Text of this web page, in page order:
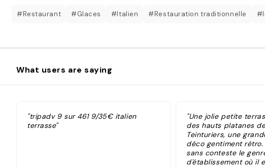
#Restaurant #Glaces #Italien #Restauration traditionnelle
What users are saying
"tripadv 9 sur 461 9/35€ italien
terrasse"
"Une jolie petite
des hauts platanes de
Teinturiers, une
déco gentiment rétro.
sans conteste le
d'établissement où il